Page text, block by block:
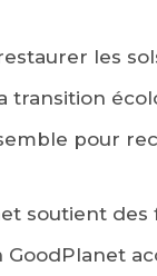
les
transition
pour
soutient